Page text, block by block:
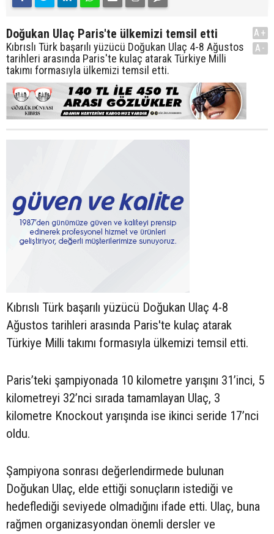
Doğukan Ulaç Paris'te ülkemizi temsil etti
Kıbrıslı Türk başarılı yüzücü Doğukan Ulaç 4-8 Ağustos
tarihleri arasında Paris'te kulaç atarak Türkiye Milli
takımı formasıyla ülkemizi temsil etti.
A+
A-
Kıbrıslı Türk başarılı yüzücü Doğukan Ulaç 4-8
Ağustos tarihleri arasında Paris'te kulaç atarak
Türkiye Milli takımı formasıyla ülkemizi temsil etti.
Paris’teki şampiyonada 10 kilometre yarışını 31’inci, 5
kilometreyi 32’nci sırada tamamlayan Ulaç, 3
kilometre Knockout yarışında ise ikinci seride 17’nci
oldu.
Şampiyona sonrası değerlendirmede bulunan
Doğukan Ulaç, elde ettiği sonuçların istediği ve
hedeflediği seviyede olmadığını ifade etti. Ulaç, buna
rağmen organizasyondan önemli dersler ve